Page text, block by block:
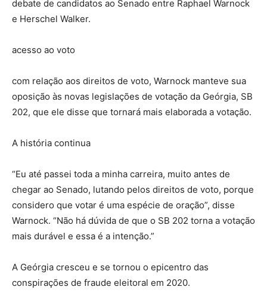
debate de candidatos ao Senado entre Raphael Warnock
e Herschel Walker.
acesso ao voto
com relação aos direitos de voto, Warnock manteve sua
oposição às novas legislações de votação da Geórgia, SB
202, que ele disse que tornará mais elaborada a votação.
A história continua
“Eu até passei toda a minha carreira, muito antes de
chegar ao Senado, lutando pelos direitos de voto, porque
considero que votar é uma espécie de oração”, disse
Warnock. “Não há dúvida de que o SB 202 torna a votação
mais durável e essa é a intenção.”
A Geórgia cresceu e se tornou o epicentro das
conspirações de fraude eleitoral em 2020.